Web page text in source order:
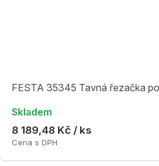
FESTA 35345 Tavná řezačka
Skladem
8 189,48 Kč / ks
Cena s DPH